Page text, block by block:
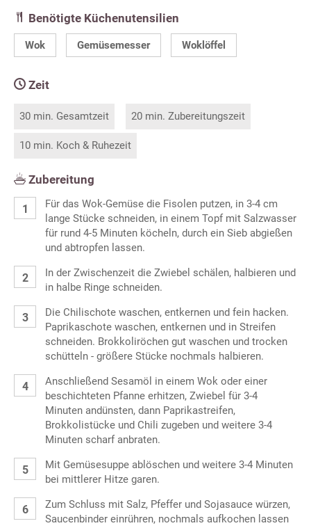
Benötigte Küchenutensilien
Wok Gemüsemesser Woklöffel
Zeit
30 min. Gesamtzeit 20 min. Zubereitungszeit
10 min. Koch & Ruhezeit
Zubereitung
Für das Wok-Gemüse die Fisolen putzen, in 3-4 cm
lange Stücke schneiden, in einem Topf mit Salzwasser
für rund 4-5 Minuten köcheln, durch ein Sieb abgießen
und abtropfen lassen.
In der Zwischenzeit die Zwiebel schälen, halbieren und
in halbe Ringe schneiden.
Die Chilischote waschen, entkernen und fein hacken.
Paprikaschote waschen, entkernen und in Streifen
schneiden. Brokkoliröchen gut waschen und trocken
schütteln - größere Stücke nochmals halbieren.
Anschließend Sesamöl in einem Wok oder einer
beschichteten Pfanne erhitzen, Zwiebel für 3-4
Minuten andünsten, dann Paprikastreifen,
Brokkolistücke und Chili zugeben und weitere 3-4
Minuten scharf anbraten.
Mit Gemüsesuppe ablöschen und weitere 3-4 Minuten
bei mittlerer Hitze garen.
Zum Schluss mit Salz, Pfeffer und Sojasauce würzen,
Saucenbinder einrühren, nochmals aufkochen lassen